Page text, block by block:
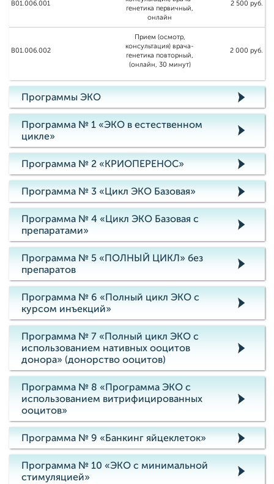
B01.006.001
генетика первичный,
онлайн
2 500 руб.
B01.006.002
Прием (осмотр,
консультация) врача-
генетика повторный,
(онлайн, 30 минут)
2 000 руб.
Программы ЭКО
Программа № 1 «ЭКО в естественном
цикле»
Программа № 2 «КРИОПЕРЕНОС»
Программа № 3 «Цикл ЭКО Базовая»
Программа № 4 «Цикл ЭКО Базовая с
препаратами»
Программа № 5 «ПОЛНЫЙ ЦИКЛ» без
препаратов
Программа № 6 «Полный цикл ЭКО с
курсом инъекций»
Программа № 7 «Полный цикл ЭКО с
использованием нативных ооцитов
донора» (донорство ооцитов)
Программа № 8 «Программа ЭКО с
использованием витрифицированных
ооцитов»
Программа № 9 «Банкинг яйцеклеток»
Программа № 10 «ЭКО с минимальной
стимуляцией»